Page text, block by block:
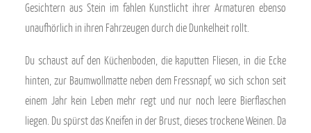
Gesichtern aus Stein im fahlen Kunstlicht ihrer Armaturen ebenso
unaufhörlich in ihren Fahrzeugen durch die Dunkelheit rollt.
Du schaust auf den Küchenboden, die kaputten Fliesen, in die Ecke
hinten, zur Baumwollmatte neben dem Fressnapf, wo sich schon seit
einem Jahr kein Leben mehr regt und nur noch leere Bierflaschen
liegen. Du spürst das Kneifen in der Brust, dieses trockene Weinen. Da